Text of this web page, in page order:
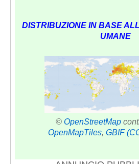
DISTRIBUZIONE IN BASE
UMANE
© OpenStreetMap
OpenMapTiles, GBIF